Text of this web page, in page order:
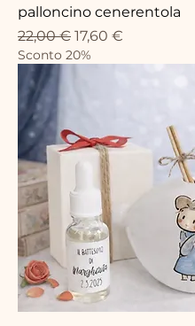
palloncino cenerentola
Prix original
22,00 € Prix promotionnel
17,60 €
Sconto 20%